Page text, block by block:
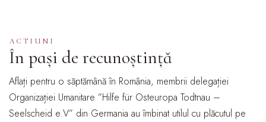
ACTIUNI
În pași de recunoștință
Aflați pentru o săptămână în România, membrii delegației
Organizației Umanitare ”Hilfe für Osteuropa Todtnau –
Seelscheid e.V” din Germania au îmbinat utilul cu plăcutul pe